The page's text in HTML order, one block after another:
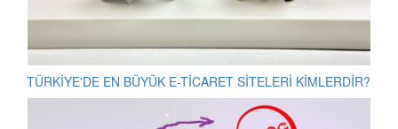
TÜRKİYE'DE EN BÜYÜK E-TİCARET SİTELERİ KİMLERDİR?